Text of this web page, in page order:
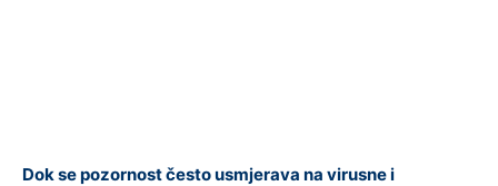
Dok se pozornost često usmjerava na virusne i